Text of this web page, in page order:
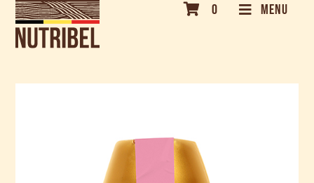
0 MENU